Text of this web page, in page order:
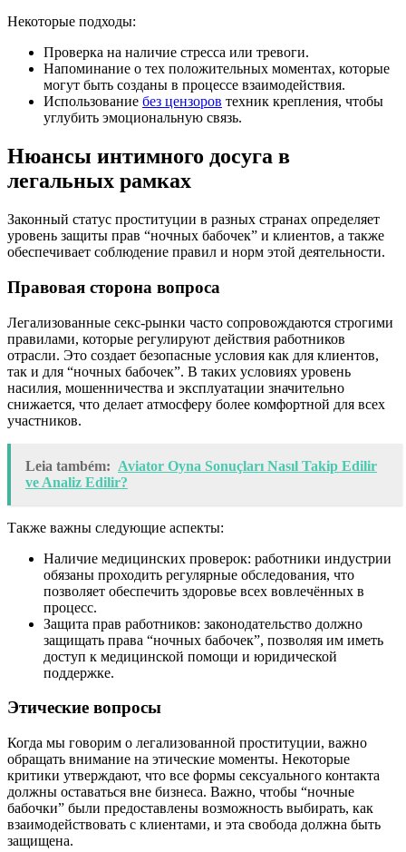
Некоторые подходы:
Проверка на наличие стресса или тревоги.
Напоминание о тех положительных моментах, которые
могут быть созданы в процессе взаимодействия.
Использование без цензоров техник крепления, чтобы
углубить эмоциональную связь.
Нюансы интимного досуга в
легальных рамках
Законный статус проституции в разных странах определяет
уровень защиты прав “ночных бабочек” и клиентов, а также
обеспечивает соблюдение правил и норм этой деятельности.
Правовая сторона вопроса
Легализованные секс-рынки часто сопровождаются строгими
правилами, которые регулируют действия работников
отрасли. Это создает безопасные условия как для клиентов,
так и для “ночных бабочек”. В таких условиях уровень
насилия, мошенничества и эксплуатации значительно
снижается, что делает атмосферу более комфортной для всех
участников.
Leia também: Aviator Oyna Sonuçları Nasıl Takip Edilir
ve Analiz Edilir?
Также важны следующие аспекты:
Наличие медицинских проверок: работники индустрии
обязаны проходить регулярные обследования, что
позволяет обеспечить здоровье всех вовлечённых в
процесс.
Защита прав работников: законодательство должно
защищать права “ночных бабочек”, позволяя им иметь
доступ к медицинской помощи и юридической
поддержке.
Этические вопросы
Когда мы говорим о легализованной проституции, важно
обращать внимание на этические моменты. Некоторые
критики утверждают, что все формы сексуального контакта
должны оставаться вне бизнеса. Важно, чтобы “ночные
бабочки” были предоставлены возможность выбирать, как
взаимодействовать с клиентами, и эта свобода должна быть
защищена.